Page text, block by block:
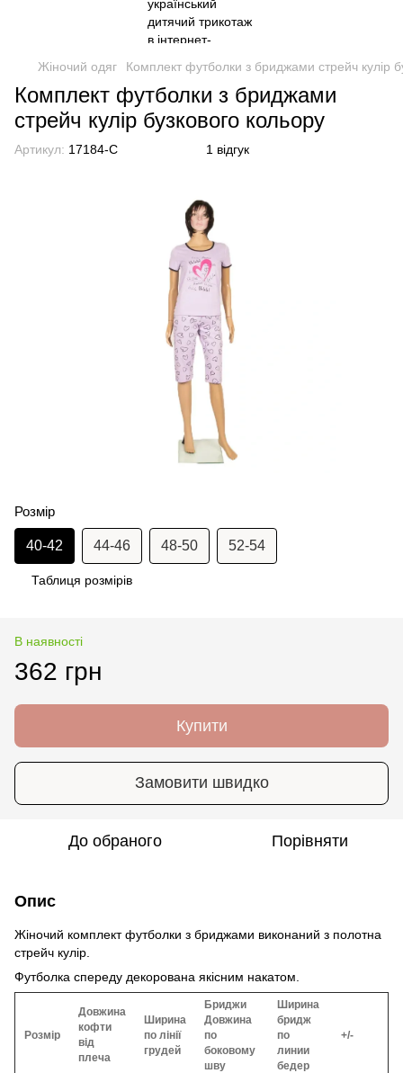
Жіночий одяг Комплект футболки з бриджами стрейч кулір
Комплект футболки з бриджами
стрейч кулір бузкового кольору
Артикул: 17184-C 1 відгук
Розмір
40-42 44-46 48-50 52-54
Таблиця розмірів
В наявності
362 грн
Купити
Замовити швидко
До обраного Порівняти
Опис
Жіночий комплект футболки з бриджами виконаний з полотна
стрейч кулір.
Футболка спереду декорована якісним накатом.
Розмір
Довжина
кофти
від
плеча
Ширина
по лінії
грудей
Бриджи
Довжина
по
боковому
шву
Ширина
бридж
по
линии
бедер
+/-